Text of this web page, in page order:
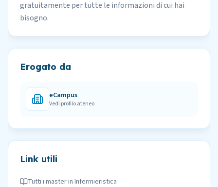
gratuitamente per tutte le informazioni di cui hai
bisogno.
Erogato da
eCampus
Vedi profilo ateneo
Link utili
Tutti i master in Infermieristica